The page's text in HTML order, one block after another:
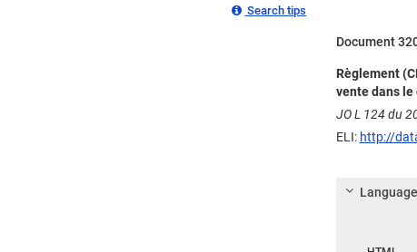
Search tips
Document
Règlement
vente dans le
JO L 124 du
ELI: http://